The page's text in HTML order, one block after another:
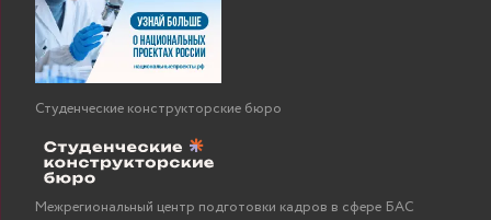
Студенческие конструкторские бюро
Межрегиональный центр подготовки кадров в сфере БАС